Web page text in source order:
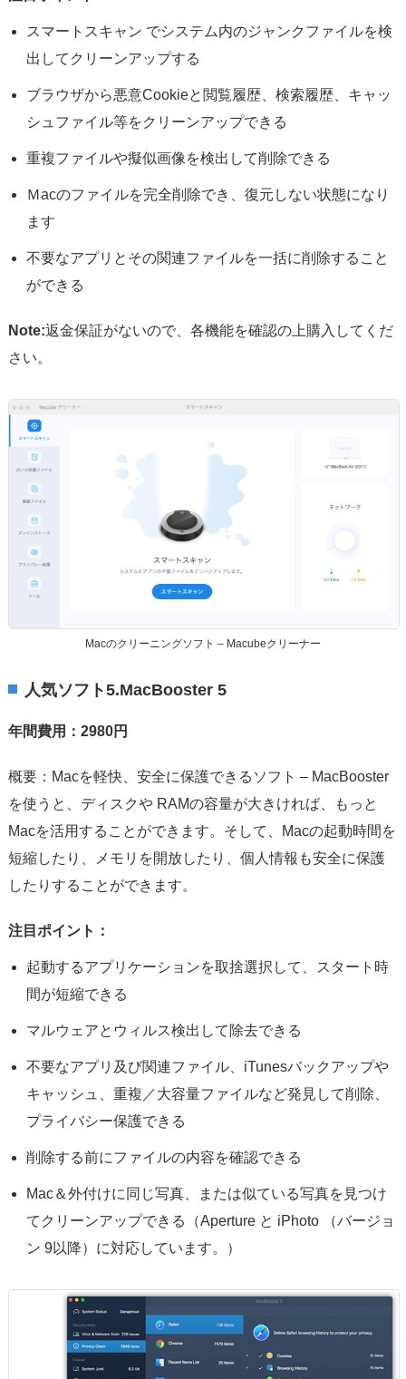
スマートスキャン でシステム内のジャンクファイルを検
出してクリーンアップする
ブラウザから悪意Cookieと閲覧履歴、検索履歴、キャッ
シュファイル等をクリーンアップできる
重複ファイルや擬似画像を検出して削除できる
Ｍacのファイルを完全削除でき、復元しない状態になり
ます
不要なアプリとその関連ファイルを一括に削除すること
ができる
Note:返金保証がないので、各機能を確認の上購入してくだ
さい。
Macのクリーニングソフト – Macubeクリーナー
人気ソフト5.MacBooster 5
年間費用：2980円
概要：Macを軽快、安全に保護できるソフト – MacBooster
を使うと、ディスクや RAMの容量が大きければ、もっと
Macを活用することができます。そして、Macの起動時間を
短縮したり、メモリを開放したり、個人情報も安全に保護
したりすることができます。
注目ポイント：
起動するアプリケーションを取捨選択して、スタート時
間が短縮できる
マルウェアとウィルス検出して除去できる
不要なアプリ及び関連ファイル、iTunesバックアップや
キャッシュ、重複／大容量ファイルなど発見して削除、
プライバシー保護できる
削除する前にファイルの内容を確認できる
Mac＆外付けに同じ写真、または似ている写真を見つけ
てクリーンアップできる（Aperture と iPhoto （バージョ
ン 9以降）に対応しています。）